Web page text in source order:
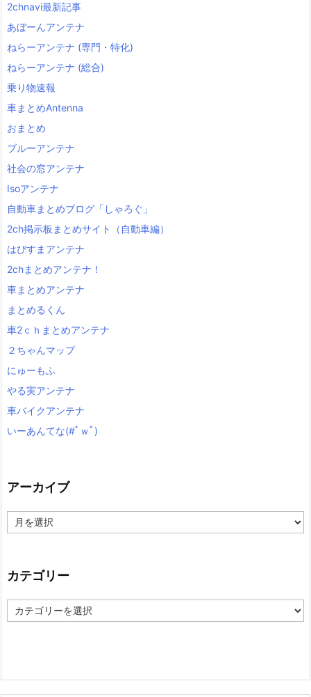
2chnavi最新記事
あぼーんアンテナ
ねらーアンテナ (専門・特化)
ねらーアンテナ (総合)
乗り物速報
車まとめAntenna
おまとめ
ブルーアンテナ
社会の窓アンテナ
Isoアンテナ
自動車まとめブログ「しゃろぐ」
2ch掲示板まとめサイト（自動車編）
はぴすまアンテナ
2chまとめアンテナ！
車まとめアンテナ
まとめるくん
車2ｃｈまとめアンテナ
２ちゃんマップ
にゅーもふ
やる実アンテナ
車バイクアンテナ
いーあんてな(#ﾟｗﾟ)
アーカイブ
ー
ブ
カテゴリー
テ